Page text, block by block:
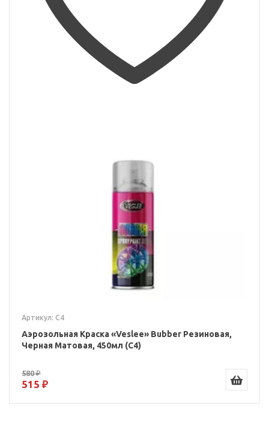
Артикул: C4
Аэрозольная Краска «Veslee» Bubber Резиновая,
Черная Матовая, 450мл (C4)
580 ₽
515 ₽